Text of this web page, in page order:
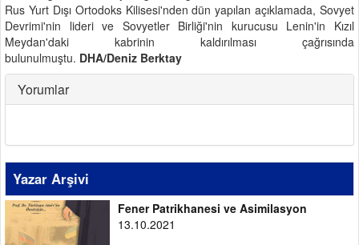
Rus Yurt Dışı Ortodoks Kilisesi'nden dün yapılan açıklamada, Sovyet
Devrimi'nin lideri ve Sovyetler Birliği'nin kurucusu Lenin'in Kızıl
Meydan'daki kabrinin kaldırılması çağrısında
bulunulmuştu. DHA/Deniz Berktay
Yorumlar
Yazar Arşivi
Fener Patrikhanesi ve Asimilasyon
13.10.2021